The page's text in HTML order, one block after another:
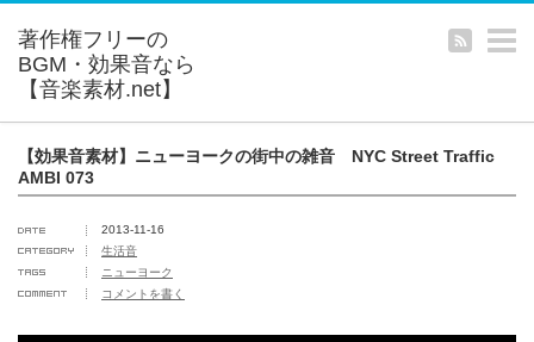
【効果音素材】ニューヨークの街中の雑音 NYC Street Traffic
AMBI 073
2013-11-16
生活音
ニューヨーク
コメントを書く